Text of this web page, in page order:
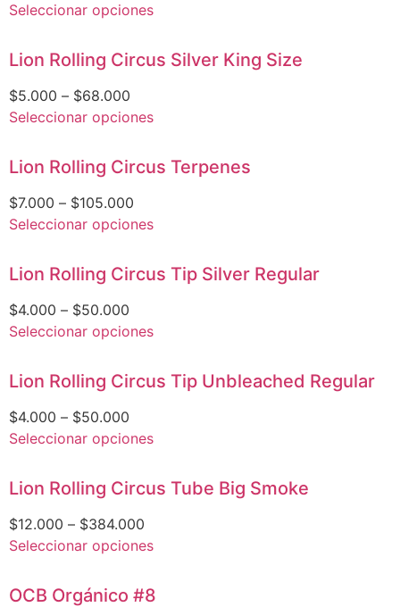
Seleccionar opciones
Lion Rolling Circus Silver King Size
$5.000 – $68.000
Seleccionar opciones
Lion Rolling Circus Terpenes
$7.000 – $105.000
Seleccionar opciones
Lion Rolling Circus Tip Silver Regular
$4.000 – $50.000
Seleccionar opciones
Lion Rolling Circus Tip Unbleached Regular
$4.000 – $50.000
Seleccionar opciones
Lion Rolling Circus Tube Big Smoke
$12.000 – $384.000
Seleccionar opciones
OCB Orgánico #8